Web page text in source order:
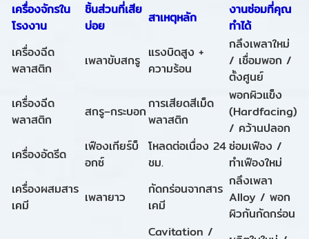
เครื่องจักรใน
โรงงาน
ชิ้นส่วนที่เสีย
บ่อย
สาเหตุหลัก
งานซ่อมที่คุณ
ทำได้
เครื่องฉีด
พลาสติก
เพลาขับสกรู แรงบิดสูง +
ความร้อน
กลึงเพลาใหม่
/ เชื่อมพอก /
ตั้งศูนย์
เครื่องฉีด
พลาสติก
สกรู–กระบอกการเสียดสีเม็ด
พลาสติก
พอกผิวแข็ง
(Hardfacing)
/ คว้านปลอก
เครื่องอัดรีด
เฟืองเกียร์บ็
อกซ์
โหลดต่อเนื่อง 24
ชม.
ซ่อมเฟือง /
ทำเฟืองใหม่
เครื่องผสมสาร
เคมี
เพลายาว
กัดกร่อนจากสาร
เคมี
กลึงเพลา
Alloy / พอก
ผิวกันกัดกร่อน
Cavitation /